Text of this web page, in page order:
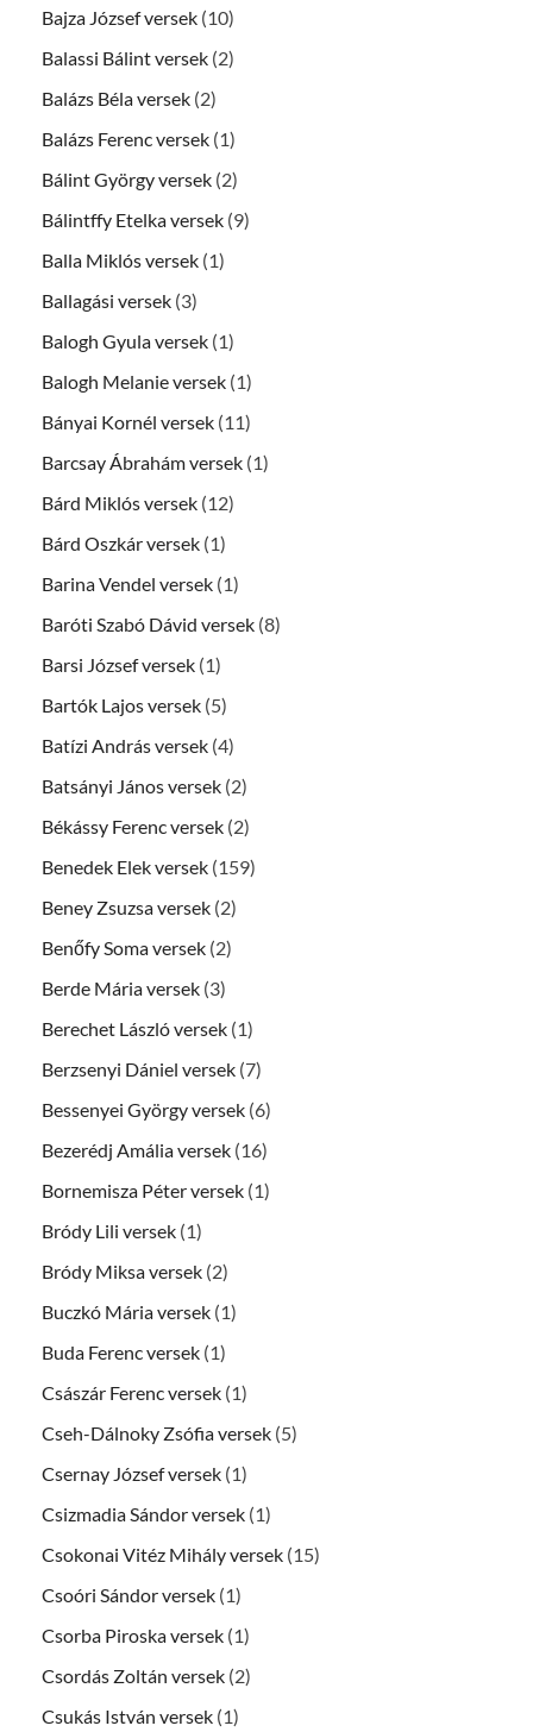
Bajza József versek (10)
Balassi Bálint versek (2)
Balázs Béla versek (2)
Balázs Ferenc versek (1)
Bálint György versek (2)
Bálintffy Etelka versek (9)
Balla Miklós versek (1)
Ballagási versek (3)
Balogh Gyula versek (1)
Balogh Melanie versek (1)
Bányai Kornél versek (11)
Barcsay Ábrahám versek (1)
Bárd Miklós versek (12)
Bárd Oszkár versek (1)
Barina Vendel versek (1)
Baróti Szabó Dávid versek (8)
Barsi József versek (1)
Bartók Lajos versek (5)
Batízi András versek (4)
Batsányi János versek (2)
Békássy Ferenc versek (2)
Benedek Elek versek (159)
Beney Zsuzsa versek (2)
Benőfy Soma versek (2)
Berde Mária versek (3)
Berechet László versek (1)
Berzsenyi Dániel versek (7)
Bessenyei György versek (6)
Bezerédj Amália versek (16)
Bornemisza Péter versek (1)
Bródy Lili versek (1)
Bródy Miksa versek (2)
Buczkó Mária versek (1)
Buda Ferenc versek (1)
Császár Ferenc versek (1)
Cseh-Dálnoky Zsófia versek (5)
Csernay József versek (1)
Csizmadia Sándor versek (1)
Csokonai Vitéz Mihály versek (15)
Csoóri Sándor versek (1)
Csorba Piroska versek (1)
Csordás Zoltán versek (2)
Csukás István versek (1)